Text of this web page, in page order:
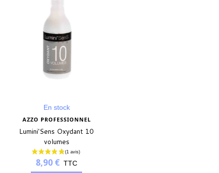
En stock
AZZO PROFESSIONNEL
Lumini'Sens Oxydant 10
volumes
8,90 € TTC